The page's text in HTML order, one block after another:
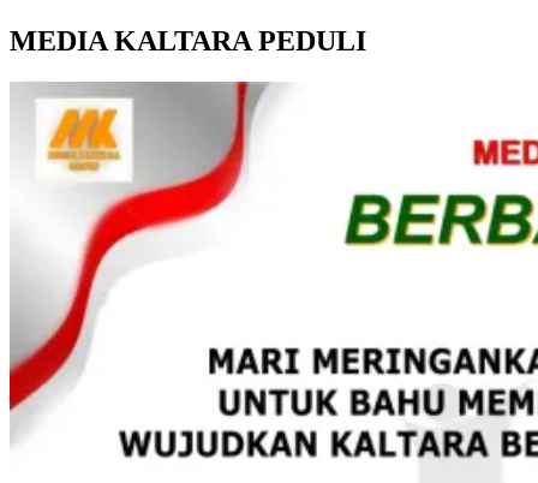
MEDIA KALTARA PEDULI